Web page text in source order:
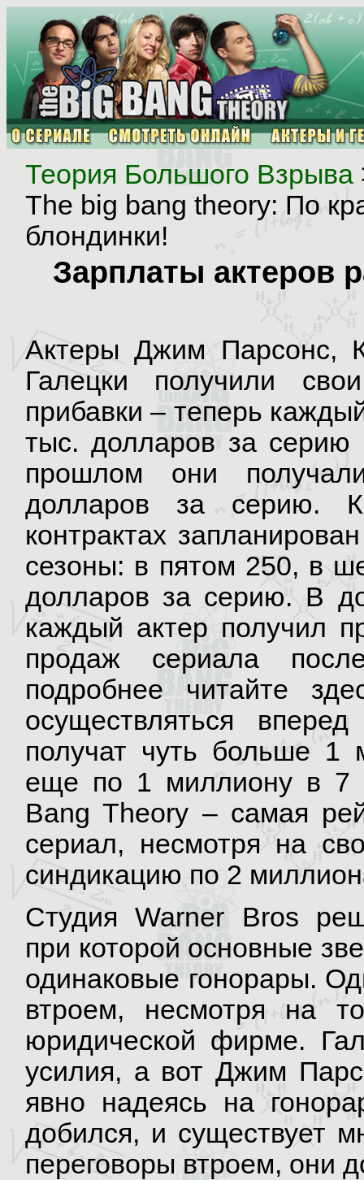
Теория Большого Взрыва
The big bang theory: По
блондинки!
Зарплаты актеров
Актеры Джим Парсонс,
Галецки получили
прибавки – теперь
тыс. долларов за серию
прошлом они
долларов за серию.
контрактах
сезоны: в пятом 250, в
долларов за серию. В
каждый актер получил
продаж сериала
подробнее читайте
осуществляться
получат чуть больше 1
еще по 1 миллиону в 7
Bang Theory – самая
сериал, несмотря на
синдикацию по 2
Студия Warner Bros
при которой основные
одинаковые гонорары.
втроем, несмотря на
юридической фирме.
усилия, а вот Джим
явно надеясь на
добился, и существует
переговоры втроем, они